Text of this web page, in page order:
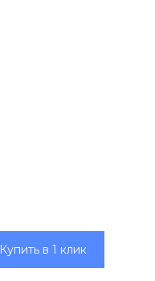
Купить в 1 клик